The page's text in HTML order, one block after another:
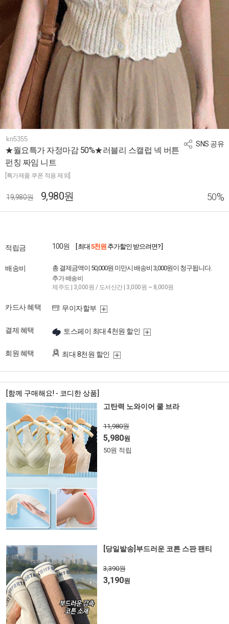
SNS 공유
kn5355
★월요특가 자정마감 50%★러블리 스캘럽 넥 버튼
펀칭 짜임 니트
[특가제품 쿠폰 적용 제외]
19,980원 9,980원 50%
적립금 100원 [ 최대 5천원 추가할인 받으려면? ]
배송비 총 결제금액이 50,000원 미만시 배송비 3,000원이 청구됩니다.
추가 배송비
제주도 | 3,000원 / 도서산간 | 3,000원 ~ 8,000원
카드사 혜택 무이자할부
결제 혜택 토스페이 최대 4천원 할인
회원 혜택 최대 8천원 할인
[함께 구매해요! - 코디한 상품]
고탄력 노와이어 쿨 브라
11,980원
5,980원
50원 적립
[당일발송]부드러운 코튼 스판 팬티
3,390원
3,190원